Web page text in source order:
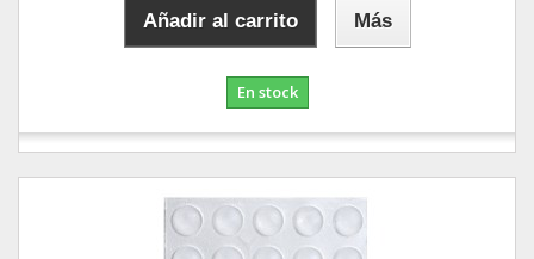
Añadir al carrito Más
En stock